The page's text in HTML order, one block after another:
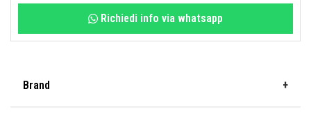
Richiedi info via whatsapp
Brand
La Nordica Extraflame